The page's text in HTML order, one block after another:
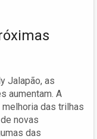
Jalapão, as
aumentam. A
melhoria das trilhas
novas
das